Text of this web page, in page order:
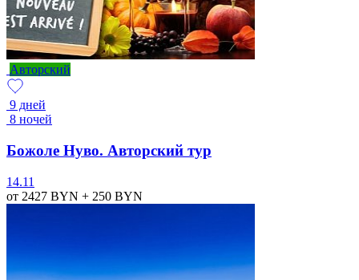
Авторский
9 дней
8 ночей
Божоле Нуво. Авторский тур
14.11
от 2427 BYN + 250 BYN